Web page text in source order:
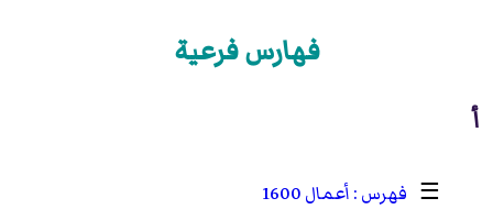
فهارس فرعية
أ
☰
أعمال 1600